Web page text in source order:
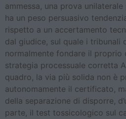
ammessa, una prova
ha un peso persuasivo
rispetto a un accertamento
dal giudice, sul quale i tribunali
normalmente fondare il proprio
strategia processuale corretta
quadro, la via più solida non è
autonomamente il certificato,
della separazione di disporre,
parte, il test tossicologico sul